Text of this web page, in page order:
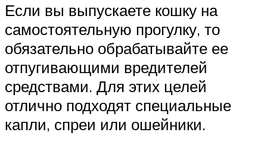
Если вы выпускаете кошку на
самостоятельную прогулку, то
обязательно обрабатывайте ее
отпугивающими вредителей
средствами. Для этих целей
отлично подходят специальные
капли, спреи или ошейники.